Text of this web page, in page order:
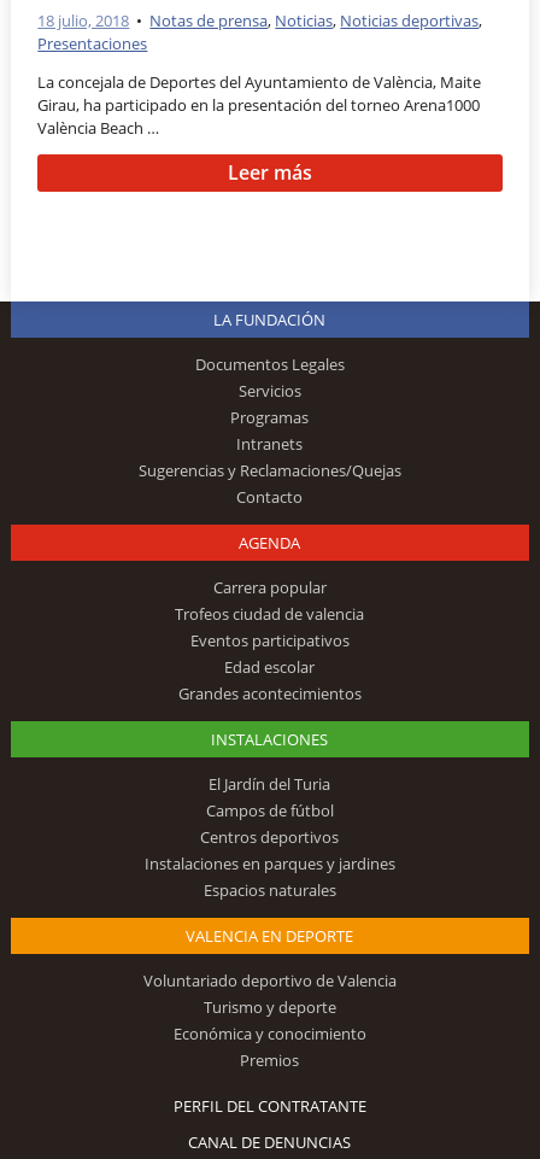
18 julio, 2018 • Notas de prensa, Noticias, Noticias deportivas,
Presentaciones
La concejala de Deportes del Ayuntamiento de València, Maite
Girau, ha participado en la presentación del torneo Arena1000
València Beach …
Leer más
LA FUNDACIÓN
Documentos Legales
Servicios
Programas
Intranets
Sugerencias y Reclamaciones/Quejas
Contacto
AGENDA
Carrera popular
Trofeos ciudad de valencia
Eventos participativos
Edad escolar
Grandes acontecimientos
INSTALACIONES
El Jardín del Turia
Campos de fútbol
Centros deportivos
Instalaciones en parques y jardines
Espacios naturales
VALENCIA EN DEPORTE
Voluntariado deportivo de Valencia
Turismo y deporte
Económica y conocimiento
Premios
PERFIL DEL CONTRATANTE
CANAL DE DENUNCIAS